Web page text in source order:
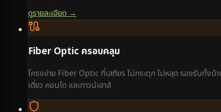
ดูรายละเอียด →
Fiber Optic ครอบคลุม
โครงข่าย Fiber Optic ที่เสถียร ไม่กระตุก ไม่หลุด รองรับทั้งบ้
เดี่ยว คอนโด และทาวน์เฮาส์